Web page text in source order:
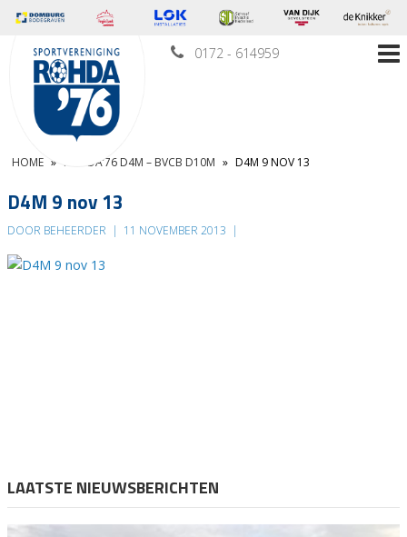
0172 - 614959
HOME » ROHDA’76 D4M – BVCB D10M » D4M 9 NOV 13
D4M 9 nov 13
DOOR BEHEERDER | 11 NOVEMBER 2013 |
LAATSTE NIEUWSBERICHTEN